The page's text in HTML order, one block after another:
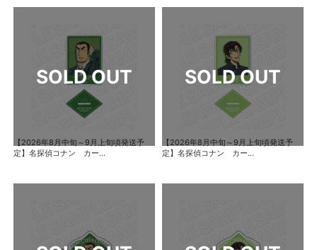
【2026年8月中旬～9月上旬頃発送予
定】名探偵コナン カー...
【2026年8月中旬～9月上旬頃発送予
定】名探偵コナン カー...